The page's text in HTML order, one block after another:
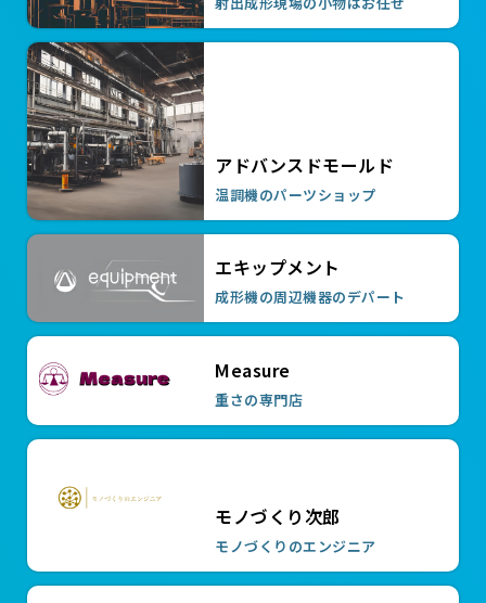
スイッチ機能付
￥12,000
ソネット君 スリム型送信機 工場仕様
（レディーコ
￥12,000
ソネット君 液晶携帯送受信機ベルトケ
ース
￥3,400
ソネット君 液晶携帯送受信機
￥63,000
￥38,000
ハイトルク専用レンチ HTWF1690
￥47,850
温調機のパーツショップ
アドバンスドモールド
成形機の周辺機器のデパート
エキップメント
重さの専門店
Measure
モノづくりのエンジニア
モノづくり次郎